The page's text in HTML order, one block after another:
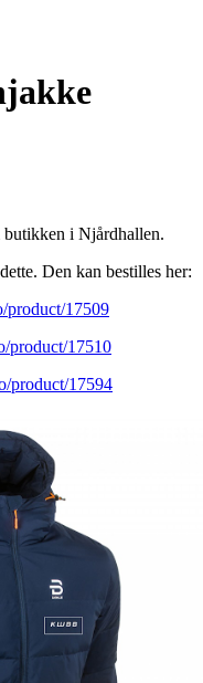
i Njårdhallen.
Den kan bestilles her:
product/17509
product/17510
product/17594